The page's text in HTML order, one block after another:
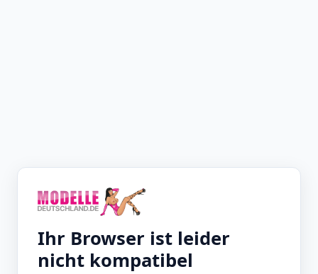
Ihr Browser ist leider
nicht kompatibel